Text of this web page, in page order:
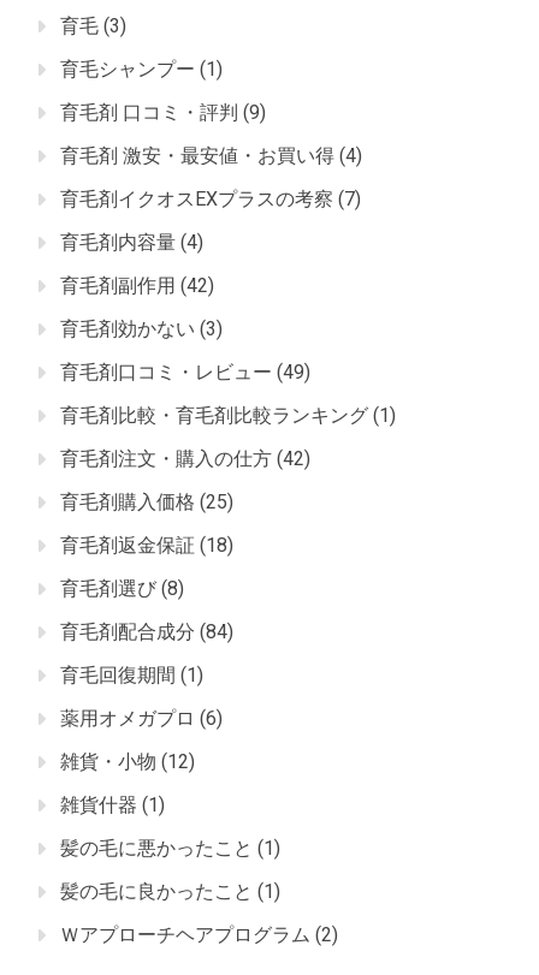
育毛 (3)
育毛シャンプー (1)
育毛剤 口コミ・評判 (9)
育毛剤 激安・最安値・お買い得 (4)
育毛剤イクオスEXプラスの考察 (7)
育毛剤内容量 (4)
育毛剤副作用 (42)
育毛剤効かない (3)
育毛剤口コミ・レビュー (49)
育毛剤比較・育毛剤比較ランキング (1)
育毛剤注文・購入の仕方 (42)
育毛剤購入価格 (25)
育毛剤返金保証 (18)
育毛剤選び (8)
育毛剤配合成分 (84)
育毛回復期間 (1)
薬用オメガプロ (6)
雑貨・小物 (12)
雑貨什器 (1)
髪の毛に悪かったこと (1)
髪の毛に良かったこと (1)
Ｗアプローチヘアプログラム (2)